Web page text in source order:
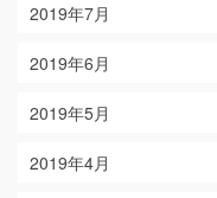
2019年7月
2019年6月
2019年5月
2019年4月